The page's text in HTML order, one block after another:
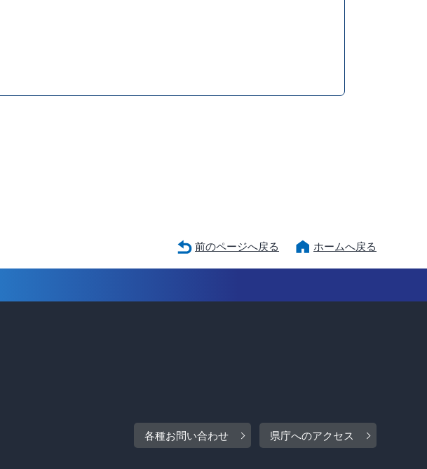
前のページへ戻る ホームへ戻る
各種お問い合わせ 県庁へのアクセス